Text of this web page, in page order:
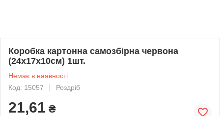
Коробка картонна самозбірна червона
(24х17х10см) 1шт.
Немає в наявності
Код: 15057
Роздріб
21,61 ₴